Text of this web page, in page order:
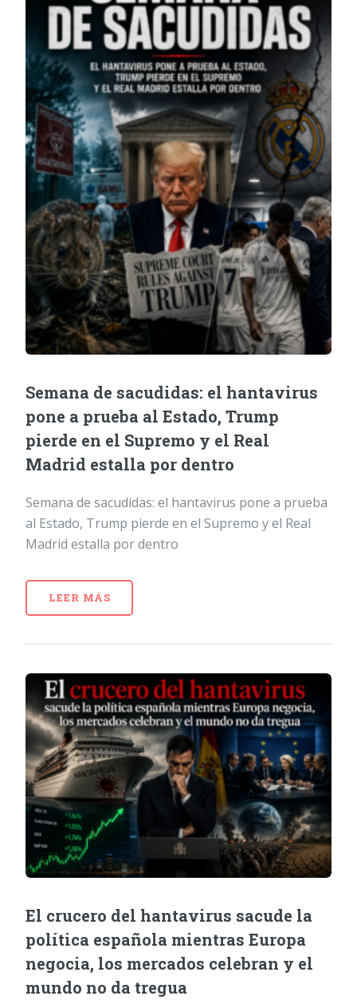
Semana de sacudidas: el hantavirus
pone a prueba al Estado, Trump
pierde en el Supremo y el Real
Madrid estalla por dentro
Semana de sacudidas: el hantavirus pone a prueba
al Estado, Trump pierde en el Supremo y el Real
Madrid estalla por dentro
LEER MÁS
El crucero del hantavirus sacude la
política española mientras Europa
negocia, los mercados celebran y el
mundo no da tregua